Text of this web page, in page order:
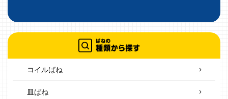
コイルばね
皿ばね